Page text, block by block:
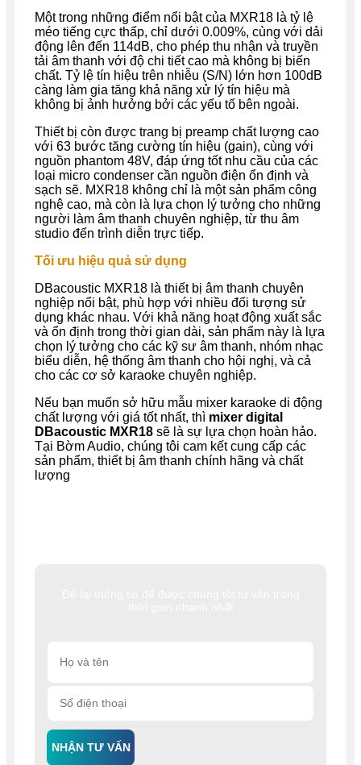
NHẬN TƯ VẤN
Một trong những điểm nổi bật của MXR18 là tỷ lệ
méo tiếng cực thấp, chỉ dưới 0.009%, cùng với dải
động lên đến 114dB, cho phép thu nhận và truyền
tải âm thanh với độ chi tiết cao mà không bị biến
chất. Tỷ lệ tín hiệu trên nhiễu (S/N) lớn hơn 100dB
càng làm gia tăng khả năng xử lý tín hiệu mà
không bị ảnh hưởng bởi các yếu tố bên ngoài.
Thiết bị còn được trang bị preamp chất lượng cao
với 63 bước tăng cường tín hiệu (gain), cùng với
nguồn phantom 48V, đáp ứng tốt nhu cầu của các
loại micro condenser cần nguồn điện ổn định và
sạch sẽ. MXR18 không chỉ là một sản phẩm công
nghệ cao, mà còn là lựa chọn lý tưởng cho những
người làm âm thanh chuyên nghiệp, từ thu âm
studio đến trình diễn trực tiếp.
Tối ưu hiệu quả sử dụng
DBacoustic MXR18 là thiết bị âm thanh chuyên
nghiệp nổi bật, phù hợp với nhiều đối tượng sử
dụng khác nhau. Với khả năng hoạt động xuất sắc
và ổn định trong thời gian dài, sản phẩm này là lựa
chọn lý tưởng cho các kỹ sư âm thanh, nhóm nhạc
biểu diễn, hệ thống âm thanh cho hội nghị, và cả
cho các cơ sở karaoke chuyên nghiệp.
Nếu bạn muốn sở hữu mẫu mixer karaoke di động
chất lượng với giá tốt nhất, thì mixer digital
DBacoustic MXR18 sẽ là sự lựa chọn hoàn hảo.
Tại Bờm Audio, chúng tôi cam kết cung cấp các
sản phẩm, thiết bị âm thanh chính hãng và chất
lượng